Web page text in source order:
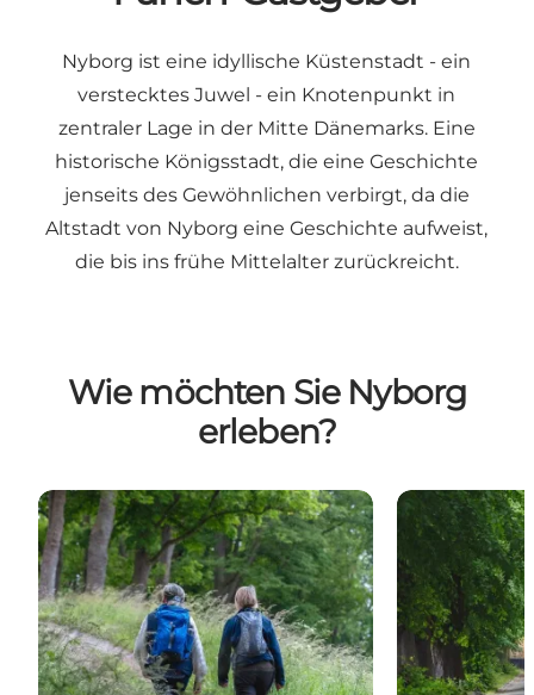
Nyborg ist eine idyllische Küstenstadt - ein
verstecktes Juwel - ein Knotenpunkt in
zentraler Lage in der Mitte Dänemarks. Eine
historische Königsstadt, die eine Geschichte
jenseits des Gewöhnlichen verbirgt, da die
Altstadt von Nyborg eine Geschichte aufweist,
die bis ins frühe Mittelalter zurückreicht.
Wie möchten Sie Nyborg
erleben?
Wanderurlaub Fahrradferien